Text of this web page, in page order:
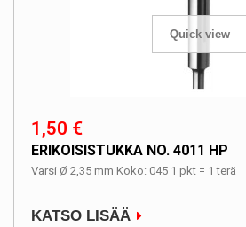
Quick view
1,50 €
ERIKOISISTUKKA NO. 4011 HP
Varsi Ø 2,35 mm Koko: 045 1 pkt = 1 terä
KATSO LISÄÄ